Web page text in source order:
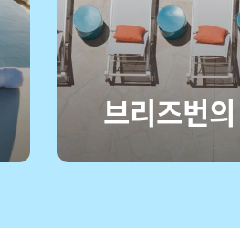
브리즈번